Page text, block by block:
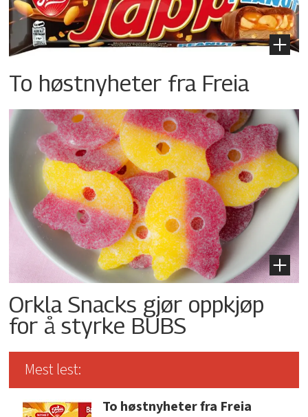
To høstnyheter fra Freia
Orkla Snacks gjør oppkjøp
for å styrke BUBS
Mest lest:
To høstnyheter fra Freia